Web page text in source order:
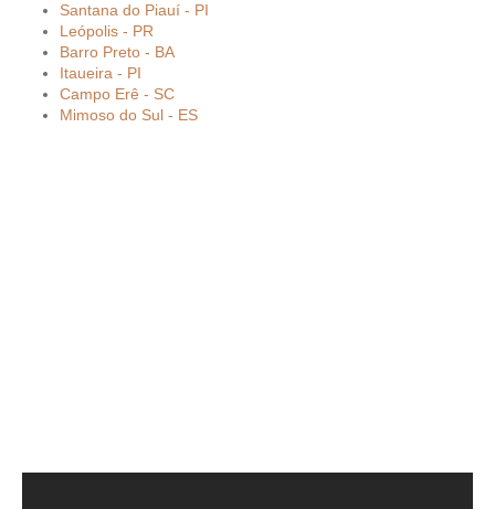
Santana do Piauí - PI
Leópolis - PR
Barro Preto - BA
Itaueira - PI
Campo Erê - SC
Mimoso do Sul - ES